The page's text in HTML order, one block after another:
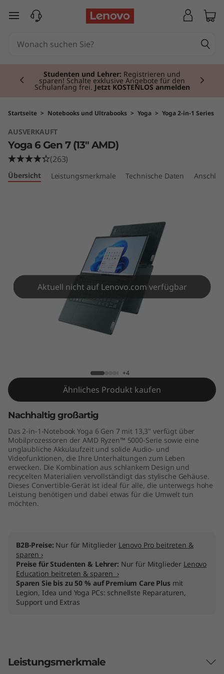
Y
G
e
n
7
zum Hauptinhalt springen
Studenten und Lehrer: Registrieren und
sparen! Schalte exklusive Angebote für den
Schulanfang frei. Jetzt KOSTENLOS anmelden
Currently displaying item 2 of 3
Startseite > Notebooks und Ultrabooks > Yoga > Yoga 2-in-1 Series
AUSVERKAUFT
Yoga 6 Gen 7 (13" AMD)
(263)
Übersicht Leistungsmerkmale Technische Daten
Aktuell nicht auf Lenovo.com verfügbar
+4
Ähnliches Produkt kaufen
Nachhaltig großartig
Das 2-in-1-Notebook Yoga 6 Gen 7 mit 13,3" verfügt über
Mobilprozessoren der AMD Ryzen™ 5000-Serie sowie eine
unglaubliche Akkulaufzeit und solide Audio- und
Videofunktionen, die Ihre Unterhaltungen zum Leben
erwecken. Die Kombination aus schlankem Design und
recycelten Materialien vervollständigt das stylische Gehäuse.
Dieses Convertible-Gerät ist ideal für alle, die unterwegs hohe
Leistung benötigen und dabei etwas für die Umwelt tun
möchten.
B2B-Preise: Nur für Mitglieder Lenovo Pro beitreten &
sparen ›
Preise für Studenten & Lehrer: Nur für Mitglieder Lenovo
Education beitreten & sparen ›
Sparen Sie bis zu 50 % auf Premium Care Plusmit
Legion, Idea und Yoga PCs: schnellste Reparaturen,
Support und Extras
Leistungsmerkmale